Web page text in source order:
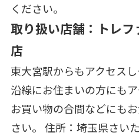
ください。
取り扱い店舗：トレ
店
東大宮駅からもアクセス
沿線にお住まいの方にも
お買い物の合間などにも
さい。 住所：埼玉県さい